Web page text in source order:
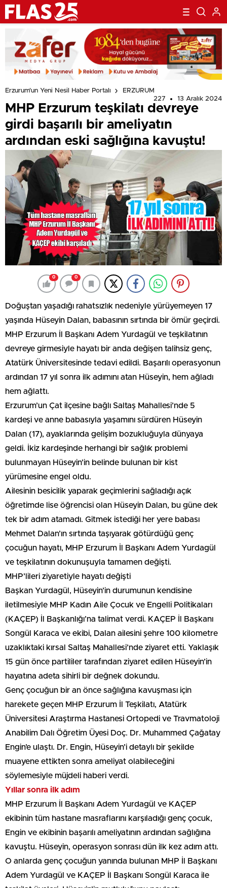
Erzurum'un Yeni Nesil Haber Portalı
ERZURUM
227
13 Aralık 2024
MHP Erzurum teşkilatı devreye
girdi başarılı bir ameliyatın
ardından eski sağlığına kavuştu!
0 0
Doğuştan yaşadığı rahatsızlık nedeniyle yürüyemeyen 17
yaşında Hüseyin Dalan, babasının sırtında bir ömür geçirdi.
MHP Erzurum İl Başkanı Adem Yurdagül ve teşkilatının
devreye girmesiyle hayatı bir anda değişen talihsiz genç,
Atatürk Üniversitesinde tedavi edildi. Başarılı operasyonun
ardından 17 yıl sonra ilk adımını atan Hüseyin, hem ağladı
hem ağlattı.
Erzurum’un Çat ilçesine bağlı Saltaş Mahallesi’nde 5
kardeşi ve anne babasıyla yaşamını sürdüren Hüseyin
Dalan (17), ayaklarında gelişim bozukluğuyla dünyaya
geldi. İkiz kardeşinde herhangi bir sağlık problemi
bulunmayan Hüseyin’in belinde bulunan bir kist
yürümesine engel oldu.
Ailesinin besicilik yaparak geçimlerini sağladığı açık
öğretimde lise öğrencisi olan Hüseyin Dalan, bu güne dek
tek bir adım atamadı. Gitmek istediği her yere babası
Mehmet Dalan’ın sırtında taşıyarak götürdüğü genç
çocuğun hayatı, MHP Erzurum İl Başkanı Adem Yurdagül
ve teşkilatının dokunuşuyla tamamen değişti.
MHP’lileri ziyaretiyle hayatı değişti
Başkan Yurdagül, Hüseyin’in durumunun kendisine
iletilmesiyle MHP Kadın Aile Çocuk ve Engelli Politikaları
(KAÇEP) İl Başkanlığı’na talimat verdi. KAÇEP İl Başkanı
Songül Karaca ve ekibi, Dalan ailesini şehre 100 kilometre
uzaklıktaki kırsal Saltaş Mahallesi’nde ziyaret etti. Yaklaşık
15 gün önce partililer tarafından ziyaret edilen Hüseyin’in
hayatına adeta sihirli bir değnek dokundu.
Genç çocuğun bir an önce sağlığına kavuşması için
harekete geçen MHP Erzurum İl Teşkilatı, Atatürk
Üniversitesi Araştırma Hastanesi Ortopedi ve Travmatoloji
Anabilim Dalı Öğretim Üyesi Doç. Dr. Muhammed Çağatay
Engin’e ulaştı. Dr. Engin, Hüseyin’i detaylı bir şekilde
muayene ettikten sonra ameliyat olabileceğini
söylemesiyle müjdeli haberi verdi.
Yıllar sonra ilk adım
MHP Erzurum İl Başkanı Adem Yurdagül ve KAÇEP
ekibinin tüm hastane masraflarını karşıladığı genç çocuk,
Engin ve ekibinin başarılı ameliyatının ardından sağlığına
kavuştu. Hüseyin, operasyon sonrası dün ilk kez adım attı.
O anlarda genç çocuğun yanında bulunan MHP İl Başkanı
Adem Yurdagül ve KAÇEP İl Başkanı Songül Karaca ile